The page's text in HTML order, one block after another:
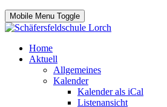
Mobile Menu Toggle
Home
Aktuell
Allgemeines
Kalender
Kalender als iCal
Listenansicht